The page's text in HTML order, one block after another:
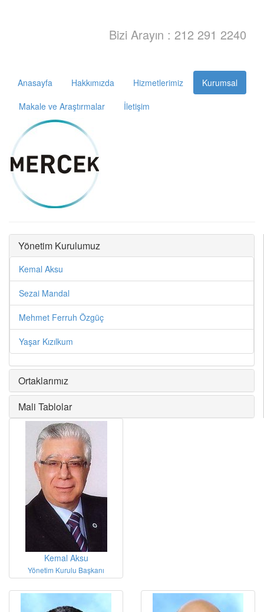
Bizi Arayın : 212 291 2240
Anasayfa Hakkımızda Hizmetlerimiz
Kurumsal
Makale ve Araştırmalar
İletişim
Yönetim Kurulumuz
Kemal Aksu
Sezai Mandal
Mehmet Ferruh Özgüç
Yaşar Kızılkum
Ortaklarımız
Mali Tablolar
Kemal Aksu
Yönetim Kurulu Başkanı